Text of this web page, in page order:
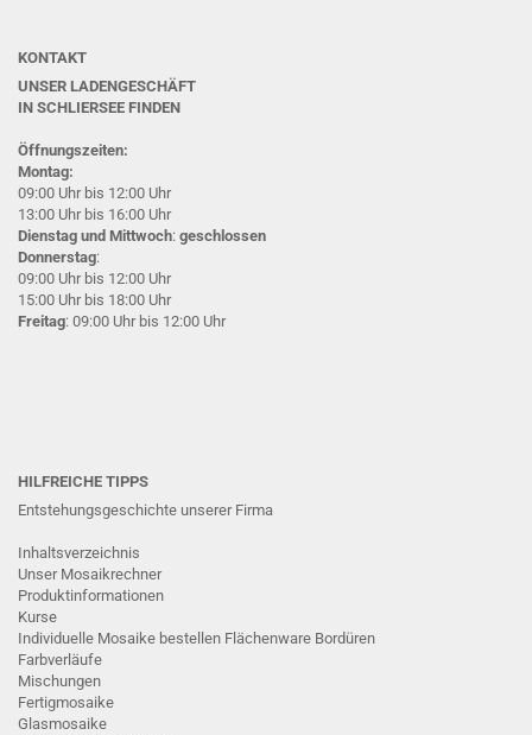
KONTAKT
UNSER LADENGESCHÄFT
IN SCHLIERSEE FINDEN
Öffnungszeiten:
Montag:
09:00 Uhr bis 12:00 Uhr
13:00 Uhr bis 16:00 Uhr
Dienstag und Mittwoch: geschlossen
Donnerstag:
09:00 Uhr bis 12:00 Uhr
15:00 Uhr bis 18:00 Uhr
Freitag: 09:00 Uhr bis 12:00 Uhr
HILFREICHE TIPPS
Entstehungsgeschichte unserer Firma
Inhaltsverzeichnis
Unser Mosaikrechner
Produktinformationen
Kurse
Individuelle Mosaike bestellen Flächenware Bordüren
Farbverläufe
Mischungen
Fertigmosaike
G lasmosaike